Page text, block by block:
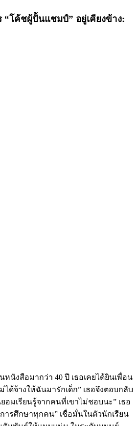
“โค้ชผู้ปั้นแชมป์” อยู่เคียงข้าง:
หนังสือมากว่า 40 ปี เธอเคยได้ยินเพื่อน
ได้จ้างให้ฉันมารักเด็ก” เธอจึงตอบกลับ
อมเรียนรู้จากคนที่เขาไม่ชอบนะ” เธอ
ารศึกษาทุกคน” เชื่อมั่นในตัวนักเรียน